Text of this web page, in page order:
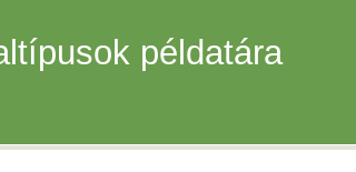
példatára